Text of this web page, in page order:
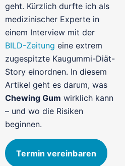
geht. Kürzlich durfte ich als
medizinischer Experte in
einem Interview mit der
BILD-Zeitung eine extrem
zugespitzte Kaugummi-Diät-
Story einordnen. In diesem
Artikel geht es darum, was
Chewing Gum wirklich kann
– und wo die Risiken
beginnen.
Termin vereinbaren